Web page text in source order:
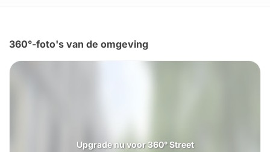
360°-foto's van de omgeving
Upgrade nu voor 360° Street